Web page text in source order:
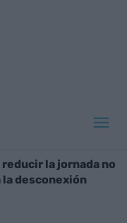
la jornada no
desconexión